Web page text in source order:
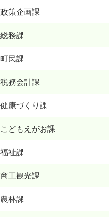
政策企画課
総務課
町民課
税務会計課
健康づくり課
こどもえがお課
福祉課
商工観光課
農林課